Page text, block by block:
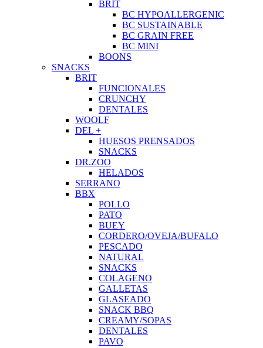
BRIT
BC HYPOALLERGENIC
BC SUSTAINABLE
BC GRAIN FREE
BC MINI
BOONS
SNACKS
BRIT
FUNCIONALES
CRUNCHY
DENTALES
WOOLF
DEL +
HUESOS PRENSADOS
SNACKS
DR.ZOO
HELADOS
SERRANO
BBX
POLLO
PATO
BUEY
CORDERO/OVEJA/BUFALO
PESCADO
NATURAL
SNACKS
COLAGENO
GALLETAS
GLASEADO
SNACK BBQ
CREAMY/SOPAS
DENTALES
PAVO